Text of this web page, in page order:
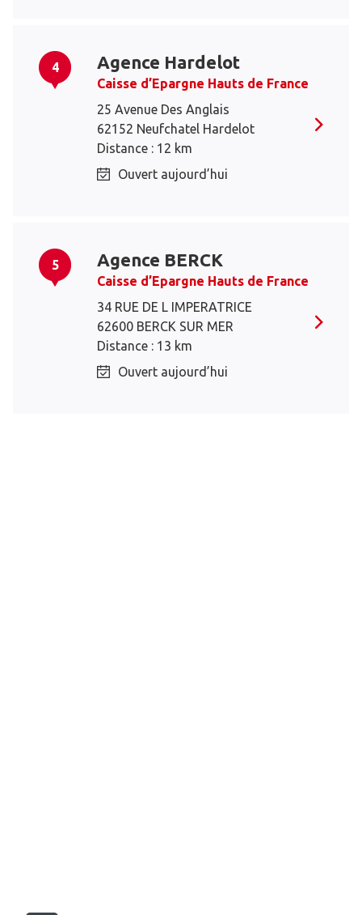
4 Agence Hardelot
Caisse d’Epargne Hauts de France
25 Avenue Des Anglais
62152 Neufchatel Hardelot
Distance : 12 km
Ouvert aujourd’hui
5 Agence BERCK
Caisse d’Epargne Hauts de France
34 RUE DE L IMPERATRICE
62600 BERCK SUR MER
Distance : 13 km
Ouvert aujourd’hui